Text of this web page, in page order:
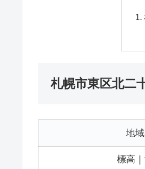
札幌市東区北二
地
標高